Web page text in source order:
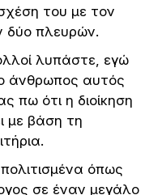
του με τον
δύο πλευρών.
λυπάστε, εγώ
ο άνθρωπος αυτός
πω ότι η διοίκηση
με βάση τη
όπως
σε έναν μεγάλο